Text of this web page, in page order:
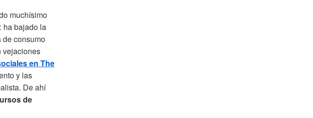
muchísimo
ha bajado la
de consumo
vejaciones
en The
y las
De ahí
de